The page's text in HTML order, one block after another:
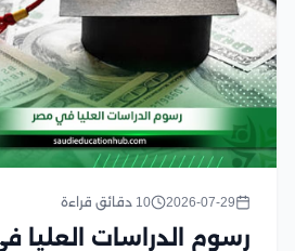
2026-07-29 10 دقائق قراءة
رسوم الدراسات